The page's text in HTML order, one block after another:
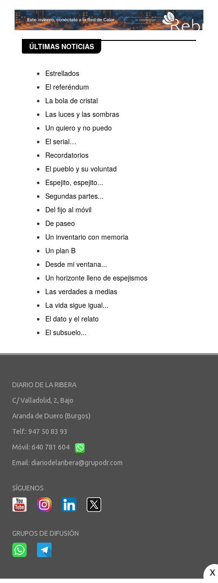
ÚLTIMAS NOTICIAS
Estrellados
El referéndum
La bola de cristal
Las luces y las sombras
Un quiero y no puedo
El serial…
Recordatorios
El pueblo y su voluntad
Espejito, espejito...
Segundas partes...
Del fijo al móvil
De paseo
Un inventario con memoria
Un plan B
Desde mi ventana...
Un horizonte lleno de espejismos
Las verdades a medias
La vida sigue igual...
El dato y el relato
El subsuelo...
DIARIO DE LA RIBERA
C/ Valladolid, 2, Bajo
Aranda de Duero (Burgos)
Telf.: 947 50 83 93
Móvil: 640 781 604
Email: diariodelaribera@grupodr.com
SÍGUENOS
GRUPOS DE DIFUSIÓN